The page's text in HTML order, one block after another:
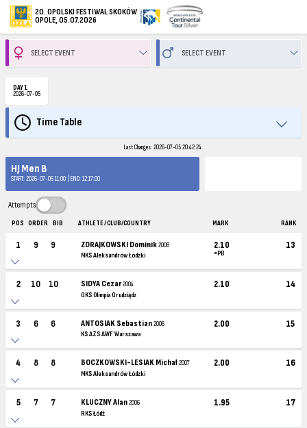
20. OPOLSKI FESTIWAL SKOKÓW
OPOLE, 05.07.2026
DAY 1
2026-07-05
Time Table
Last Changes: 2026-07-05 20:42:24
HJ Men B
START: 2026-07-05 11:00 | END: 12:17:00
Attempts
POS ORDER BIB ATHLETE / CLUB/COUNTRY MARK RANK
1 9 9 ZDRAJKOWSKI Dominik2008
MKS Aleksandrów Łódzki
2.10
=PB
13
2 10 10 SIDYA Cezar2004
GKS Olimpia Grudziądz
2.10 14
3 6 6 ANTOSIAK Sebastian2006
KS AZS AWF Warszawa
2.00 15
4 8 8 BOCZKOWSKI-LESIAK Michał2007
MKS Aleksandrów Łódzki
2.00 16
5 7 7 KLUCZNY Alan2006
RKS Łódź
1.95 17